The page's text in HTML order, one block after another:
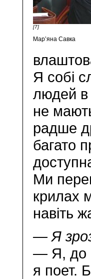
[7]
Мар’яна Савка
Я собі
людей в
не
радше
багато
Ми
крилах
навіть
— Я
— Я, до
я поет.